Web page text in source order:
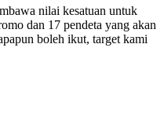
nilai kesatuan untuk
dan 17 pendeta yang akan
boleh ikut, target kami